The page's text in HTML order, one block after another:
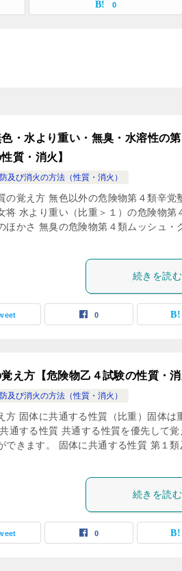
0
・水より重い・無臭・水溶性の
質・消火】
及び消火の方法（性質・消火）
の覚え方 無色以外の危険物第４類辛党
将 水より重い（比重＞１）の危険物第
ほかさ 無臭の危険物第４類ムッシュ・
続きを読む
0
え方【危険物乙４試験の性質・消
及び消火の方法（性質・消火）
方 固体に共通する性質（比重）固体は
通する性質 共通する性質を優先して覚
できます。 固体に共通する性質 第１
続きを読む
0